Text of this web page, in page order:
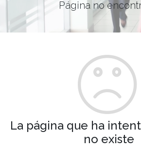
Página no
La página que ha
no existe